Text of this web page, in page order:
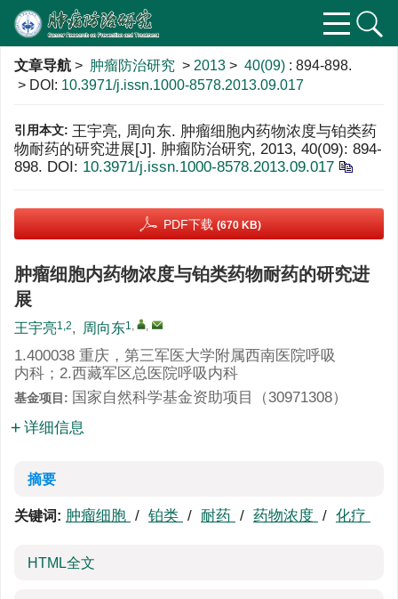
文章导航 > 肿瘤防治研究 > 2013 > 40(09) : 894-898.
> DOI: 10.3971/j.issn.1000-8578.2013.09.017
引用本文: 王宇亮, 周向东. 肿瘤细胞内药物浓度与铂类药
物耐药的研究进展[J]. 肿瘤防治研究, 2013, 40(09): 894-
898. DOI: 10.3971/j.issn.1000-8578.2013.09.017
PDF下载 (670 KB)
肿瘤细胞内药物浓度与铂类药物耐药的研究进
展
王宇亮1,2, 周向东1, ,
1.400038 重庆，第三军医大学附属西南医院呼吸
内科；2.西藏军区总医院呼吸内科
基金项目: 国家自然科学基金资助项目（30971308）
详细信息
摘要
关键词: 肿瘤细胞 / 铂类 / 耐药 / 药物浓度 / 化疗
HTML全文